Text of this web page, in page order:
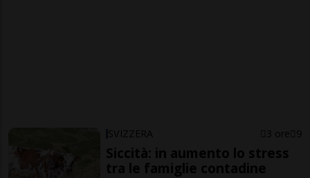
SVIZZERA 3 ore 9
Siccità: in aumento lo stress
tra le famiglie contadine